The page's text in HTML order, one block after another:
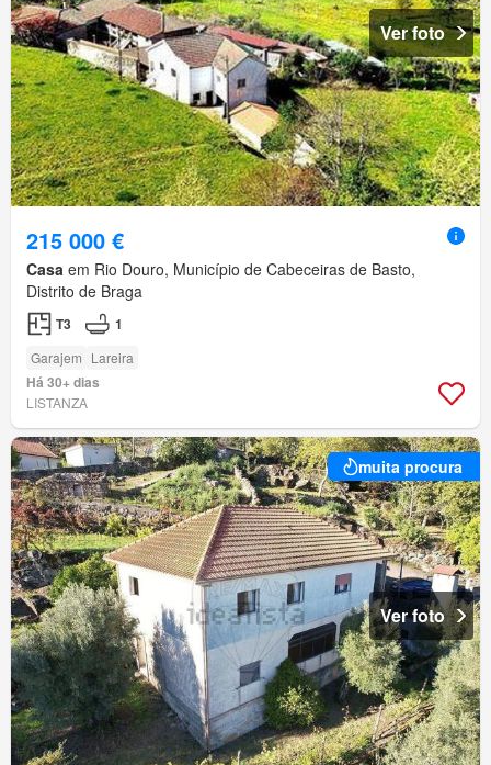
Ver foto
215 000 €
Casa em Rio Douro, Município de Cabeceiras de Basto,
Distrito de Braga
T3 1
Garajem Lareira
Há 30+ dias
LISTANZA
muita procura
Ver foto